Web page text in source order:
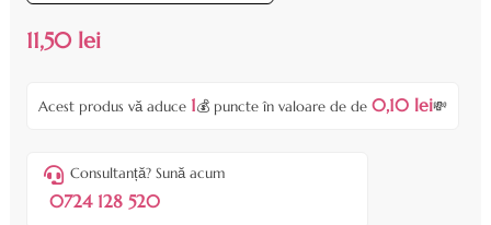
11,50 lei
Acest produs vă aduce 1💰 puncte în valoare de de 0,10 lei💸
Consultanță? Sună acum
0724 128 520